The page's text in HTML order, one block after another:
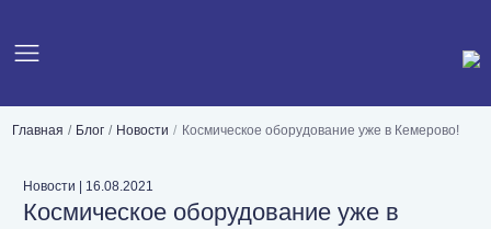
Главная Блог Новости Космическое оборудование уже в Кемерово!
Новости 16.08.2021
Космическое оборудование уже в